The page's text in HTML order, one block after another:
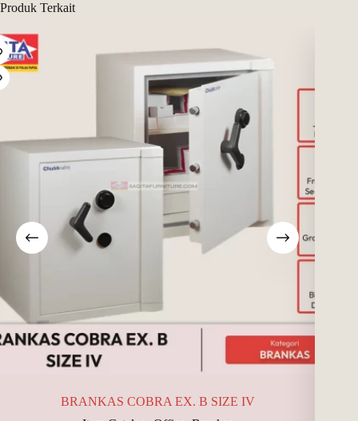
Produk Terkait
BRANKAS COBRA EX. B SIZE IV